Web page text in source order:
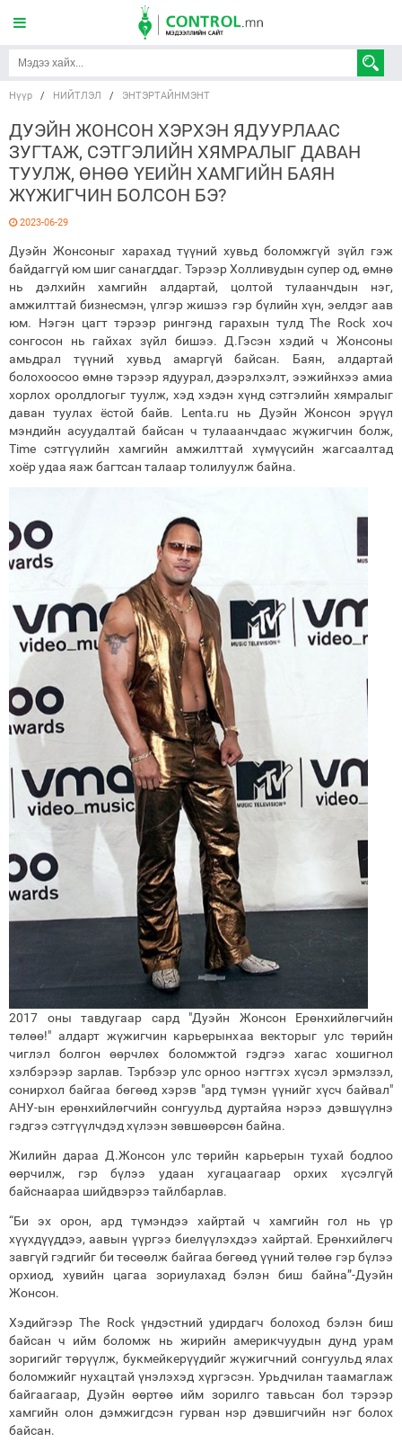
Нүүр / НИЙТЛЭЛ / ЭНТЭРТАЙНМЭНТ
ДУЭЙН ЖОНСОН ХЭРХЭН ЯДУУРЛААС
ЗУГТАЖ, СЭТГЭЛИЙН ХЯМРАЛЫГ ДАВАН
ТУУЛЖ, ӨНӨӨ ҮЕИЙН ХАМГИЙН БАЯН
ЖҮЖИГЧИН БОЛСОН БЭ?
2023-06-29
Дуэйн Жонсоныг харахад түүний хувьд боломжгүй зүйл гэж
байдаггүй юм шиг санагддаг. Тэрээр Холливудын супер од, өмнө
нь дэлхийн хамгийн алдартай, цолтой тулаанчдын нэг,
амжилттай бизнесмэн, үлгэр жишээ гэр бүлийн хүн, эелдэг аав
юм. Нэгэн цагт тэрээр рингэнд гарахын тулд The ​​Rock хоч
сонгосон нь гайхах зүйл бишээ. Д.Гэсэн хэдий ч Жонсоны
амьдрал түүний хувьд амаргүй байсан. Баян, алдартай
болохоосоо өмнө тэрээр ядуурал, дээрэлхэлт, ээжийнхээ амиа
хорлох оролдлогыг туулж, хэд хэдэн хүнд сэтгэлийн хямралыг
даван туулах ёстой байв. Lenta.ru нь Дуэйн Жонсон эрүүл
мэндийн асуудалтай байсан ч тулааанчдаас жүжигчин болж,
Timе сэтгүүлийн хамгийн амжилттай хүмүүсийн жагсаалтад
хоёр удаа яаж багтсан талаар толилуулж байна.
2017 оны тавдугаар сард "Дуэйн Жонсон Ерөнхийлөгчийн
төлөө!" алдарт жүжигчин карьерынхаа векторыг улс төрийн
чиглэл болгон өөрчлөх боломжтой гэдгээ хагас хошигнол
хэлбэрээр зарлав. Тэрбээр улс орноо нэгтгэх хүсэл эрмэлзэл,
сонирхол байгаа бөгөөд хэрэв "ард түмэн үүнийг хүсч байвал"
АНУ-ын ерөнхийлөгчийн сонгуульд дуртайяа нэрээ дэвшүүлнэ
гэдгээ сэтгүүлчдэд хүлээн зөвшөөрсөн байна.
Жилийн дараа Д.Жонсон улс төрийн карьерын тухай бодлоо
өөрчилж, гэр бүлээ удаан хугацаагаар орхих хүсэлгүй
байснаараа шийдвэрээ тайлбарлав.
“Би эх орон, ард түмэндээ хайртай ч хамгийн гол нь үр
хүүхдүүддээ, аавын үүргээ биелүүлэхдээ хайртай. Ерөнхийлөгч
завгүй гэдгийг би төсөөлж байгаа бөгөөд үүний төлөө гэр бүлээ
орхиод, хувийн цагаа зориулахад бэлэн биш байна”-Дуэйн
Жонсон.
Хэдийгээр The Rock үндэстний удирдагч болоход бэлэн биш
байсан ч ийм боломж нь жирийн америкчуудын дунд урам
зоригийг төрүүлж, букмейкерүүдийг жүжигчний сонгуульд ялах
боломжийг нухацтай үнэлэхэд хүргэсэн. Урьдчилан таамаглаж
байгаагаар, Дуэйн өөртөө ийм зорилго тавьсан бол тэрээр
хамгийн олон дэмжигдсэн гурван нэр дэвшигчийн нэг болох
байсан.